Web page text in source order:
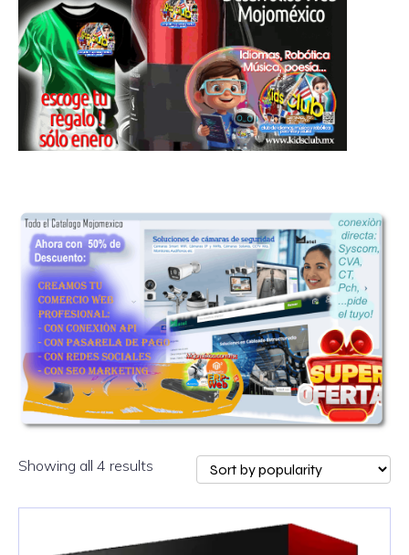
Showing all 4 results